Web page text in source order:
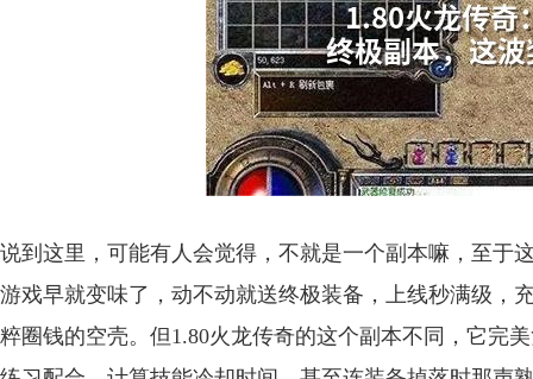
说到这里，可能有人会觉得，不就是一个副本嘛，至于
游戏早就变味了，动不动就送终极装备，上线秒满级，
粹圈钱的空壳。但1.80火龙传奇的这个副本不同，它完